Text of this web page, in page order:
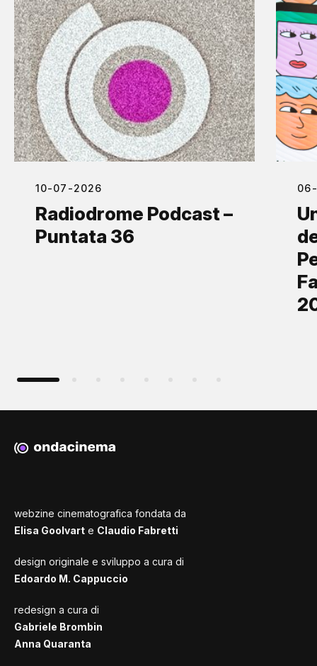
10-07-2026
Radiodrome Podcast –
Puntata 36
webzine cinematografica fondata da
Elisa Goolvart e Claudio Fabretti
design originale e sviluppo a cura di
Edoardo M. Cappuccio
redesign a cura di
Gabriele Brombin
Anna Quaranta